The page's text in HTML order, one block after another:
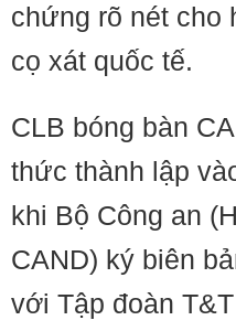
chứng rõ nét cho
cọ xát quốc tế.
CLB bóng bàn
thức thành lập
khi Bộ Công an
CAND) ký biên
với Tập đoàn